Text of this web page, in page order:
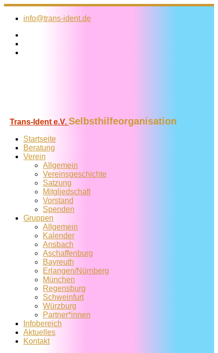
Zum
Inhalt
info@trans-ident.de
Trans-Ident e.V. Selbsthilfeorganisation
Startseite
Beratung
Verein
Allgemein
Vereins­geschichte
Satzung
Mitglied­schaft
Vorstand
Spenden
Gruppen
Allgemein
Kalender
Ansbach
Aschaffenburg
Bayreuth
Erlangen/Nürnberg
München
Regensburg
Schweinfurt
Würzburg
Partner*innen
Infobereich
Aktuelles
Kontakt